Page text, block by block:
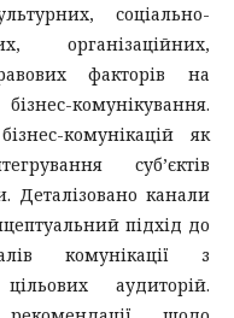
соціально-
організаційних,
факторів на
комунікування.
комунікацій як
суб’єктів
Деталізовано канали
підхід до
комунікації з
аудиторій.